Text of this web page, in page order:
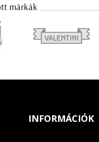
márkák
INFORMÁCIÓK